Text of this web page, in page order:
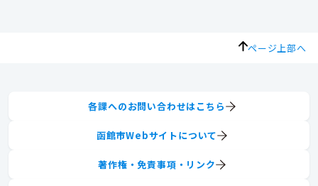
ページ上部へ
各課へのお問い合わせはこちら
函館市Webサイトについて
著作権・免責事項・リンク